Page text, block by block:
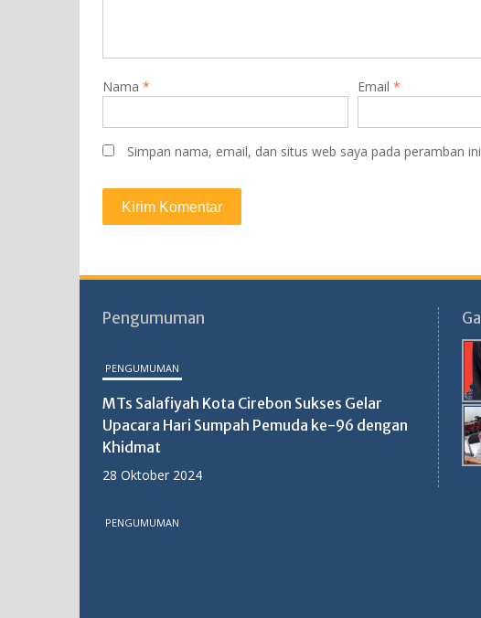
Nama * Email*
Simpan nama, email, dan situs web saya pada peramban
Pengumuman
PENGUMUMAN
MTs Salafiyah Kota Cirebon Sukses Gelar
Upacara Hari Sumpah Pemuda ke-96 dengan
Khidmat
28 Oktober 2024
PENGUMUMAN